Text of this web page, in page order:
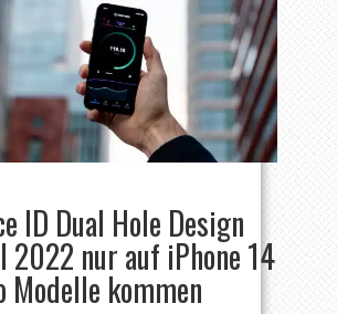
ID Dual Hole Design
2022 nur auf iPhone 14
Modelle kommen